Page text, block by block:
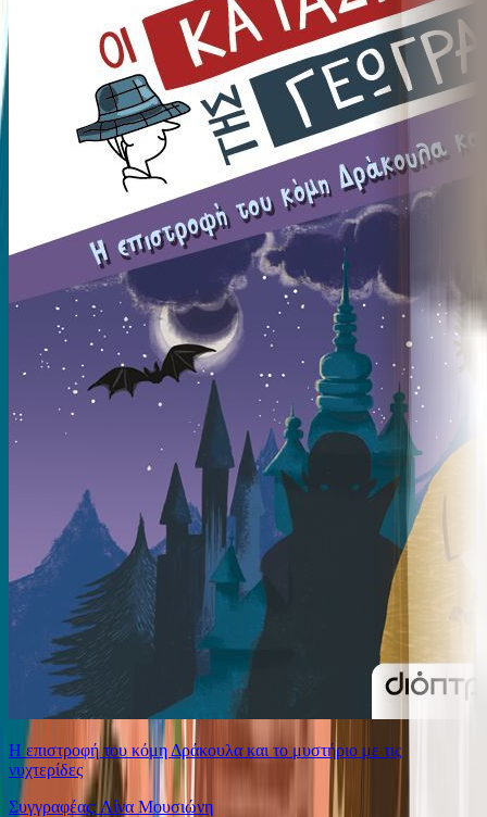
Η επιστροφή του κόμη Δράκουλα και το μυστήριο με τις
νυχτερίδες
Συγγραφέας: Λίνα Μουσιώνη